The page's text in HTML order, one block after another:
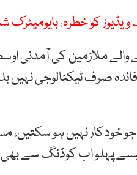
کو خطرہ، بایومیٹرک
یہ فائدہ صرف ٹیکنالوجی
خودکار نہیں ہو
پہلو اب کوڈنگ سے بھی